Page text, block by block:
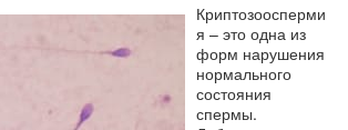
Криптозоосперми
я – это одна из
форм нарушения
нормального
состояния
спермы.